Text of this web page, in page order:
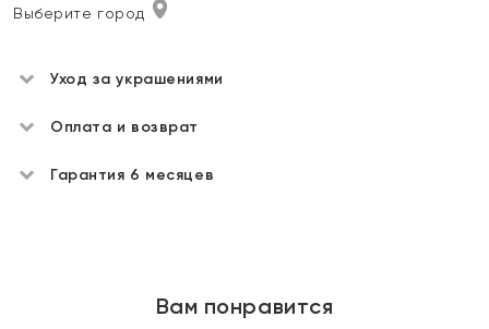
Выберите город
Уход за украшениями
Оплата и возврат
Гарантия 6 месяцев
Вам понравится